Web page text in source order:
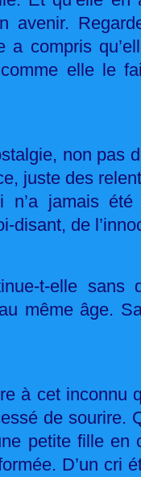
avenir.
a compris
elle le
non pas
juste des
jamais
disant, de
t-elle sans
même âge.
à cet inconnu
de sourire.
petite fille en
D’un cri